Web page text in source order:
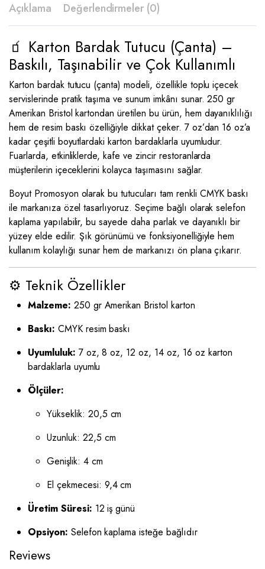
Açıklama Değerlendirmeler (0)
🧃 Karton Bardak Tutucu (Çanta) –
Baskılı, Taşınabilir ve Çok Kullanımlı
Karton bardak tutucu (çanta) modeli, özellikle toplu içecek
servislerinde pratik taşıma ve sunum imkânı sunar. 250 gr
Amerikan Bristol kartondan üretilen bu ürün, hem dayanıklılığı
hem de resim baskı özelliğiyle dikkat çeker. 7 oz’dan 16 oz’a
kadar çeşitli boyutlardaki karton bardaklarla uyumludur.
Fuarlarda, etkinliklerde, kafe ve zincir restoranlarda
müşterilerin içeceklerini kolayca taşımasını sağlar.
Boyut Promosyon olarak bu tutucuları tam renkli CMYK baskı
ile markanıza özel tasarlıyoruz. Seçime bağlı olarak selefon
kaplama yapılabilir, bu sayede daha parlak ve dayanıklı bir
yüzey elde edilir. Şık görünümü ve fonksiyonelliğiyle hem
kullanım kolaylığı sunar hem de markanızı ön plana çıkarır.
⚙️ Teknik Özellikler
Malzeme: 250 gr Amerikan Bristol karton
Baskı: CMYK resim baskı
Uyumluluk: 7 oz, 8 oz, 12 oz, 14 oz, 16 oz karton
bardaklarla uyumlu
Ölçüler:
Yükseklik: 20,5 cm
Uzunluk: 22,5 cm
Genişlik: 4 cm
El çekmecesi: 9,4 cm
Üretim Süresi: 12 iş günü
Opsiyon: Selefon kaplama isteğe bağlıdır
Reviews